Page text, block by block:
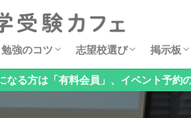
ージ
会
勉強のコツ
算数の勉強法
親子でチェック！基礎の穴見つけ
国語の勉強法
理科の勉強法
公立中高一貫校の対策
オススメ学習漫画
志望校選び
過去問分析
中学・高校レポート
掲示板
掲示板
6年生
5年生
4年生
低学年
お子様
「関西
「国語
「理科
「公立
「メン
「その
員」、イベント予約のみの方は「無
ージ
算数の勉強法
親子でチェック！基礎の穴見つけ
国語の勉強法
理科の勉強法
公立中高一貫校の対策
オススメ学習漫画
検索